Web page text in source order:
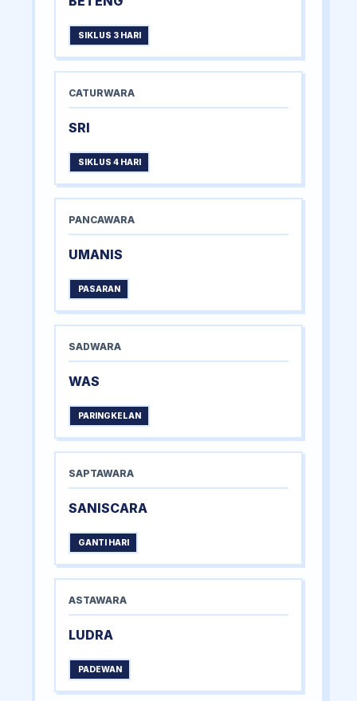
SIKLUS 3 HARI
CATURWARA
SRI
SIKLUS 4 HARI
PANCAWARA
UMANIS
PASARAN
SADWARA
WAS
PARINGKELAN
SAPTAWARA
SANISCARA
GANTI HARI
ASTAWARA
LUDRA
PADEWAN